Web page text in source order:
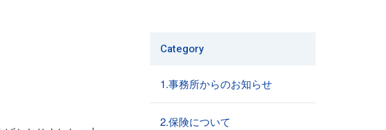
Category
1.事務所からのお知らせ
2.保険について